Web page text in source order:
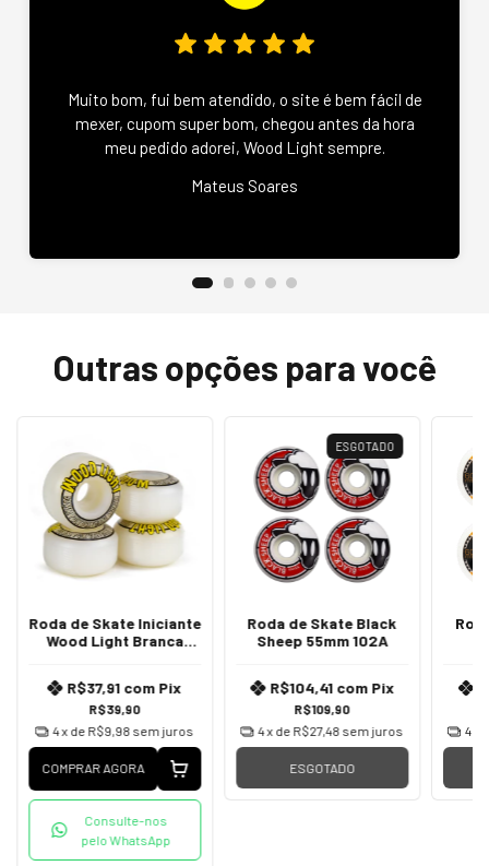
Muito bom, fui bem atendido, o site é bem fácil de
mexer, cupom super bom, chegou antes da hora
meu pedido adorei, Wood Light sempre.
Mateus Soares
Outras opções para você
Roda de Skate Iniciante
Wood Light Branca
R$39,90
R$37,91 com Pix
4x de R$9,98 sem juros
COMPRAR AGORA
Consulte-nos
pelo WhatsApp
ESGOTADO
Roda de Skate Black
Sheep 55mm 102A
R$109,90
R$104,41 com Pix
4x de R$27,48 sem juros
ESGOTADO
4